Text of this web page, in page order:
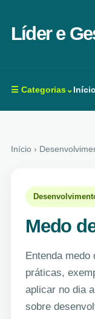
Líder e
☰ Categorias⌄Início
Início ›
Medo
Entenda medo
práticas,
aplicar no dia
sobre